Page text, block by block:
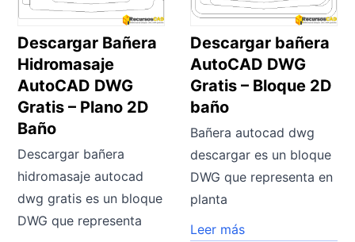
Descargar Bañera
Hidromasaje
AutoCAD DWG
Gratis – Plano 2D
Baño
Descargar bañera
hidromasaje autocad
dwg gratis es un bloque
DWG que representa
Descargar bañera
AutoCAD DWG
Gratis – Bloque 2D
baño
Bañera autocad dwg
descargar es un bloque
DWG que representa en
planta
Leer más